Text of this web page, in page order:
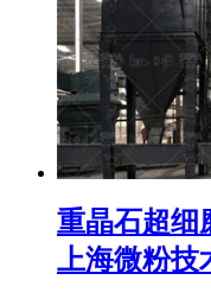
重晶石超细
上海微粉技